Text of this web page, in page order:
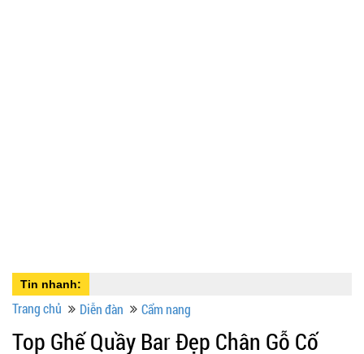
Tin nhanh:
Trang chủ Diễn đàn Cẩm nang
Top Ghế Quầy Bar Đẹp Chân Gỗ Cố